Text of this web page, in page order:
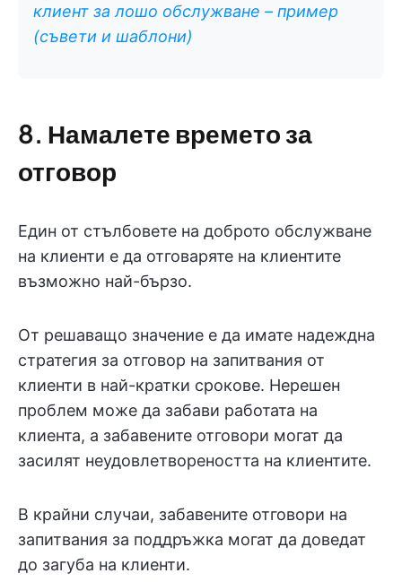
клиент за лошо обслужване – пример
(съвети и шаблони)
8. Намалете времето за
отговор
Един от стълбовете на доброто обслужване
на клиенти е да отговаряте на клиентите
възможно най-бързо.
От решаващо значение е да имате надеждна
стратегия за отговор на запитвания от
клиенти в най-кратки срокове. Нерешен
проблем може да забави работата на
клиента, а забавените отговори могат да
засилят неудовлетвореността на клиентите.
В крайни случаи, забавените отговори на
запитвания за поддръжка могат да доведат
до загуба на клиенти.